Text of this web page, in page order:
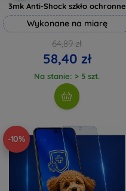
3mk Anti-Shock szkło ochronne
Wykonane na miarę
64,89 zł
58,40 zł
Na stanie: > 5 szt.
-10%